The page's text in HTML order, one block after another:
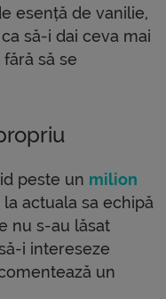
esență de vanilie,
să-i dai ceva mai
să se
peste un milion
la actuala sa echipă
nu s-au lăsat
i intereseze
un